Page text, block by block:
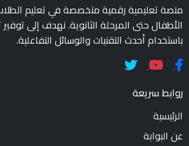
منصة تعليمية رقمية متخصصة في تعليم
الأطفال حتى المرحلة الثانوية. نهدف إلى
باستخدام أحدث التقنيات والوسائل التفاعلية.
روابط سريعة
الرئيسية
عن البوابة